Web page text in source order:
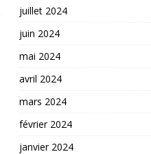
juillet 2024
juin 2024
mai 2024
avril 2024
mars 2024
février 2024
janvier 2024